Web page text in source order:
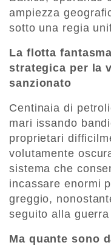
ampiezza
sotto una regia
La flotta
strategica per la
sanzionato
Centinaia di
mari issando
proprietari
volutamente
sistema che
incassare enormi
greggio,
seguito alla guerra
Ma quante sono